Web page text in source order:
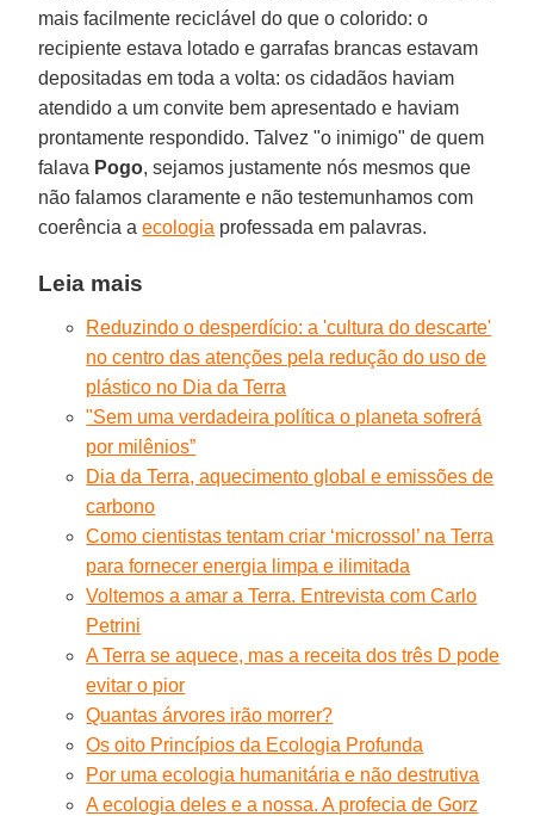
mais facilmente reciclável do que o colorido: o
recipiente estava lotado e garrafas brancas estavam
depositadas em toda a volta: os cidadãos haviam
atendido a um convite bem apresentado e haviam
prontamente respondido. Talvez "o inimigo" de quem
falava Pogo, sejamos justamente nós mesmos que
não falamos claramente e não testemunhamos com
coerência aecologia professada em palavras.
Leia mais
Reduzindo o desperdício: a 'cultura do descarte'
no centro das atenções pela redução do uso de
plástico no Dia da Terra
"Sem uma verdadeira política o planeta sofrerá
por milênios”
Dia da Terra, aquecimento global e emissões de
carbono
Como cientistas tentam criar ‘microssol’ na Terra
para fornecer energia limpa e ilimitada
Voltemos a amar a Terra. Entrevista com Carlo
Petrini
A Terra se aquece, mas a receita dos três D pode
evitar o pior
Quantas árvores irão morrer?
Os oito Princípios da Ecologia Profunda
Por uma ecologia humanitária e não destrutiva
A ecologia deles e a nossa. A profecia de Gorz